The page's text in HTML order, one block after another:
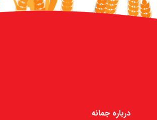
درباره جمانه